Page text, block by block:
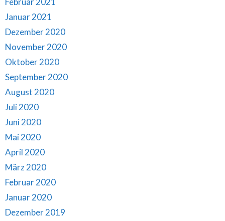
Januar 2021
Dezember 2020
November 2020
Oktober 2020
September 2020
August 2020
Juli 2020
Juni 2020
Mai 2020
April 2020
März 2020
Februar 2020
Januar 2020
Dezember 2019